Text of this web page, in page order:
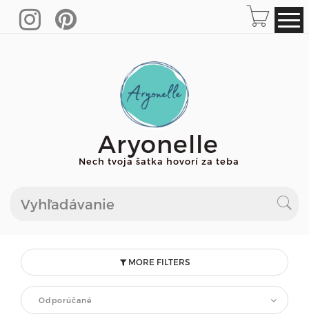
Aryonelle
Nech tvoja šatka hovorí za teba
MORE FILTERS
Odporúčané